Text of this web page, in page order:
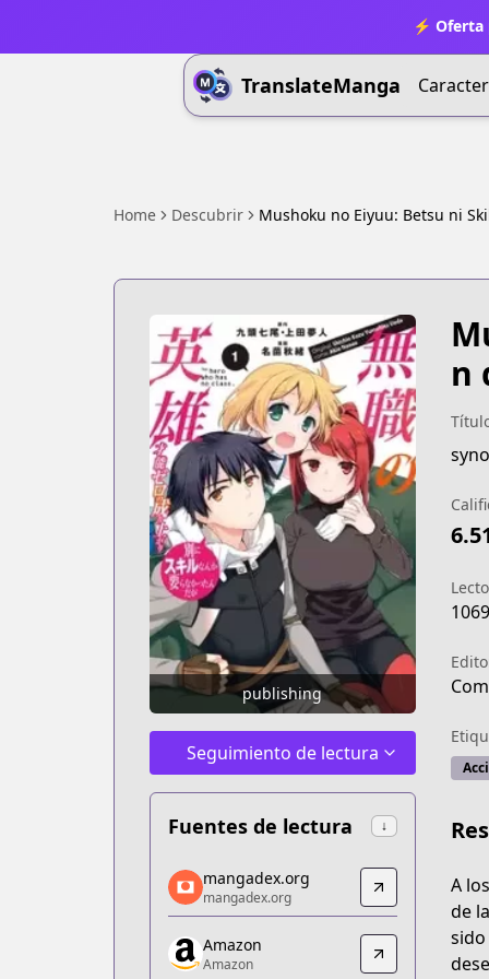
⚡
TranslateManga
Home Descubrir Mushoku no Eiyuu: Betsu ni
publishing
Seguimiento de lectura
Fuentes de lectura ↓
mangadex.org
mangadex.org
https://mangadex.org/title/ebea2cf5-
Amazon
mangadex.org
mangadex.org
Amazon
Amazon
n
A
de